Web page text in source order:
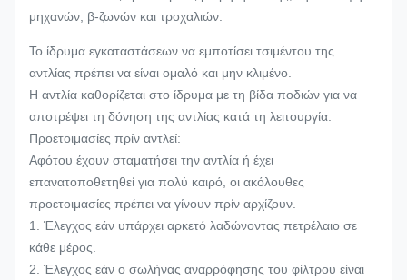
μηχανών, β-ζωνών και τροχαλιών.
Το ίδρυμα εγκαταστάσεων να εμποτίσει τσιμέντου της
αντλίας πρέπει να είναι ομαλό και μην κλιμένο.
Η αντλία καθορίζεται στο ίδρυμα με τη βίδα ποδιών για να
αποτρέψει τη δόνηση της αντλίας κατά τη λειτουργία.
Προετοιμασίες πρίν αντλεί:
Αφότου έχουν σταματήσει την αντλία ή έχει
επανατοποθετηθεί για πολύ καιρό, οι ακόλουθες
προετοιμασίες πρέπει να γίνουν πρίν αρχίζουν.
1. Έλεγχος εάν υπάρχει αρκετό λαδώνοντας πετρέλαιο σε
κάθε μέρος.
2. Έλεγχος εάν ο σωλήνας αναρρόφησης του φίλτρου είναι